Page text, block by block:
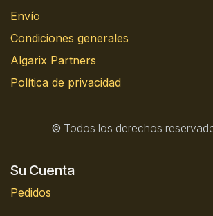
Envío
Condiciones generales
Algarix Partners
Política de privacidad
© Todos los derechos
Su Cuenta
Pedidos